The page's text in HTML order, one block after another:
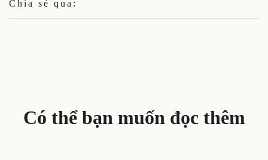
Chia sẻ qua:
Có thể bạn muốn đọc thêm